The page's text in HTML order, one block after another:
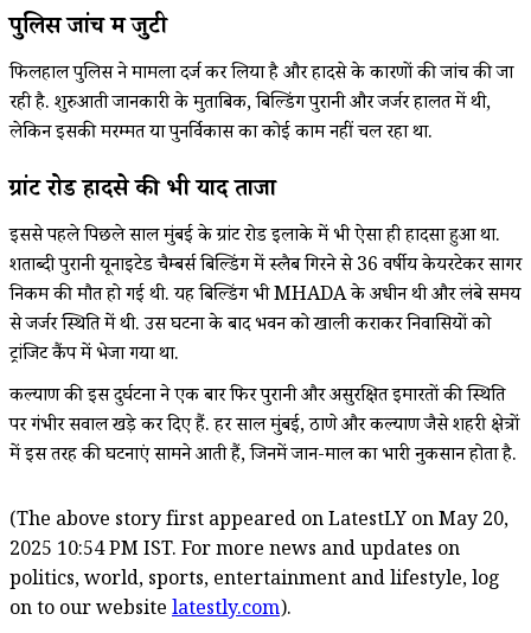
पुलिस जांच में जुटी
फिलहाल पुलिस ने मामला दर्ज कर लिया है और हादसे के कारणों की जांच की जा
रही है. शुरुआती जानकारी के मुताबिक, बिल्डिंग पुरानी और जर्जर हालत में थी,
लेकिन इसकी मरम्मत या पुनर्विकास का कोई काम नहीं चल रहा था.
ग्रांट रोड हादसे की भी याद ताजा
इससे पहले पिछले साल मुंबई के ग्रांट रोड इलाके में भी ऐसा ही हादसा हुआ था.
शताब्दी पुरानी यूनाइटेड चैम्बर्स बिल्डिंग में स्लैब गिरने से 36 वर्षीय केयरटेकर सागर
निकम की मौत हो गई थी. यह बिल्डिंग भी MHADA के अधीन थी और लंबे समय
से जर्जर स्थिति में थी. उस घटना के बाद भवन को खाली कराकर निवासियों को
ट्रांजिट कैंप में भेजा गया था.
कल्याण की इस दुर्घटना ने एक बार फिर पुरानी और असुरक्षित इमारतों की स्थिति
पर गंभीर सवाल खड़े कर दिए हैं. हर साल मुंबई, ठाणे और कल्याण जैसे शहरी क्षेत्रों
में इस तरह की घटनाएं सामने आती हैं, जिनमें जान-माल का भारी नुकसान होता है.
(The above story first appeared on LatestLY on May 20,
2025 10:54 PM IST. For more news and updates on
politics, world, sports, entertainment and lifestyle, log
on to our website latestly.com).